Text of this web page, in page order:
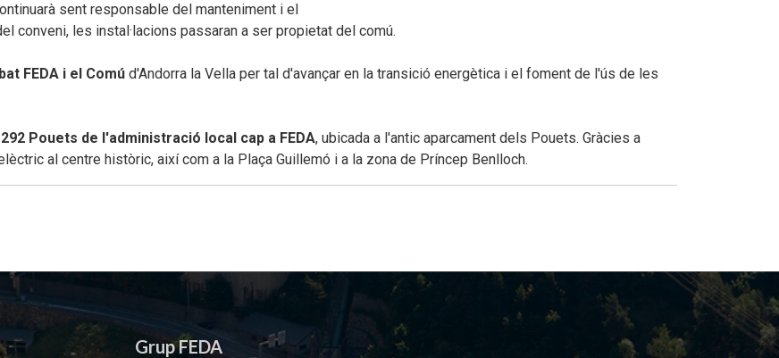
sent responsable del manteniment i el
conveni, les instal·lacions passaran a ser propietat del comú.
FEDA i el Comú d'Andorra la Vella per tal d'avançar en la transició energètica i el foment de l'ús de les
Pouets de l'administració local cap a FEDA, ubicada a l'antic aparcament dels Pouets. Gràcies a
al centre històric, així com a la Plaça Guillemó i a la zona de Príncep Benlloch.
Grup FEDA